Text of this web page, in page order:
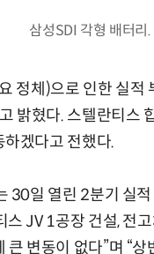
삼성SDI 각형 배터리
정체)으로 인한 실적
밝혔다. 스텔란티스
겠다고 전했다.
30일 열린 2분기 실적
스 JV 1공장 건설, 전
변동이 없다”며 “